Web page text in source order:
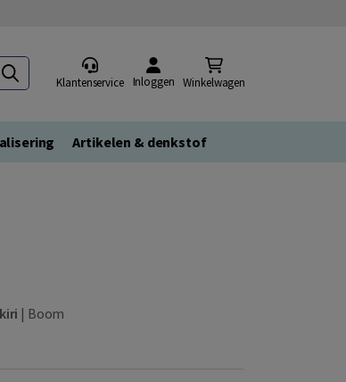
Klantenservice Inloggen Winkelwagen
Artikelen & denkstof
| Boom